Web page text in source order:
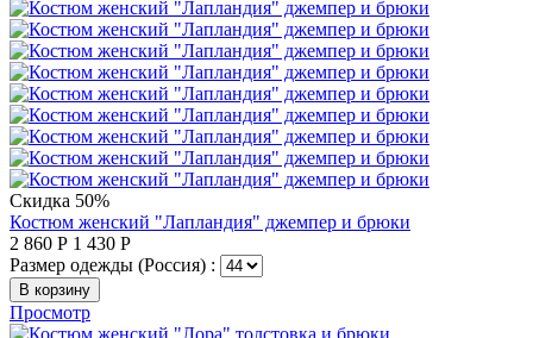
Скидка 50%
Костюм женский "Лапландия" джемпер и брюки
2 860 Р 1 430 Р
Размер одежды (Россия) :
В корзину
Просмотр